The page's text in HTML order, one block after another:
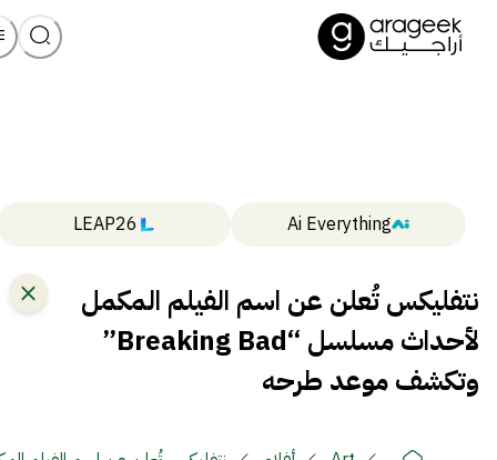
Ai Everything
LEAP26
نتفليكس تُعلن عن اسم الفيلم المكمل
لأحداث مسلسل “Breaking Bad”
وتكشف موعد طرحه